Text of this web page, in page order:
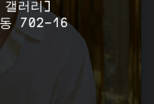
러리]
동 702-16